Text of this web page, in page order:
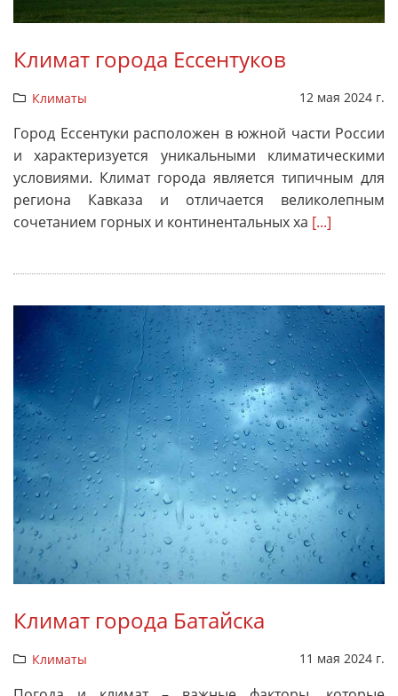
Климат города Ессентуков
Климаты 12 мая 2024 г.
Город Ессентуки расположен в южной части России
и характеризуется уникальными климатическими
условиями. Климат города является типичным для
региона Кавказа и отличается великолепным
сочетанием горных и континентальных ха [...]
Климат города Батайска
Климаты 11 мая 2024 г.